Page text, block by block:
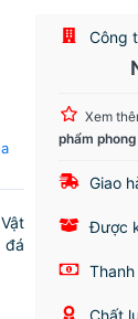
đá
Công
Xem
phẩm
Giao
Được
Chất